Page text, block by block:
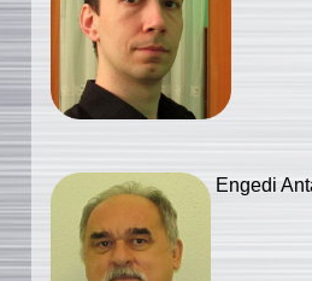
Engedi